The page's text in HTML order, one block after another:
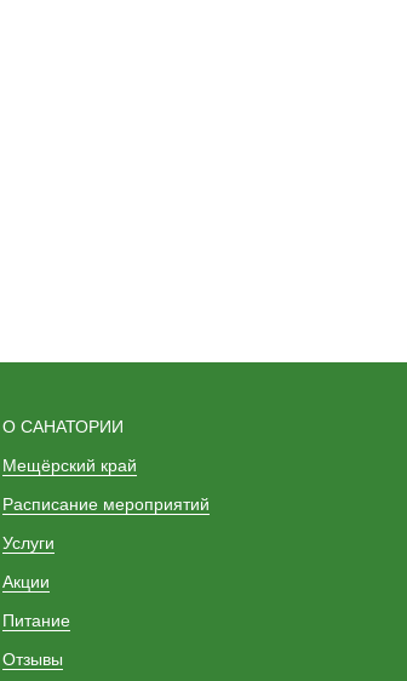
О САНАТОРИИ
Мещёрский край
Расписание мероприятий
Услуги
Акции
Питание
Отзывы